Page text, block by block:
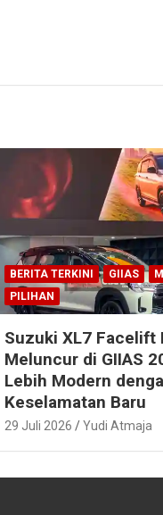
BERITA TERKINI GIIAS
PILIHAN
Suzuki XL7 Facelift
Meluncur di GIIAS
Lebih Modern
Keselamatan Baru
29 Juli 2026 Yudi Atmaja